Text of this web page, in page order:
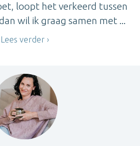
loopt het verkeerd tussen
wil ik graag samen met ...
Lees verder